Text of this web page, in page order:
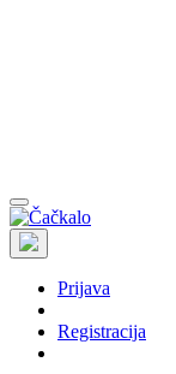
Prijava
Registracija